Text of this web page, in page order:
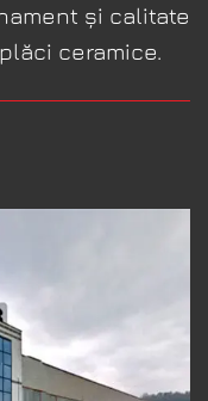
și calitate
ceramice.
de la producător,
potrivită proiectului